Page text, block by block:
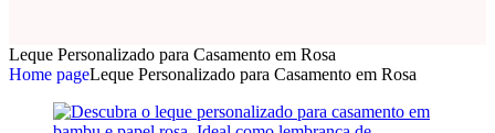
Leque Personalizado para Casamento em Rosa
Home pageLeque Personalizado para Casamento em Rosa